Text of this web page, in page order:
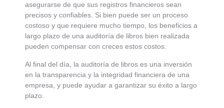
asegurarse de que sus registros financieros sean
precisos y confiables. Si bien puede ser un proceso
costoso y que requiere mucho tiempo, los beneficios a
largo plazo de una auditoría de libros bien realizada
pueden compensar con creces estos costos.
Al final del día, la auditoría de libros es una inversión
en la transparencia y la integridad financiera de una
empresa, y puede ayudar a garantizar su éxito a largo
plazo.